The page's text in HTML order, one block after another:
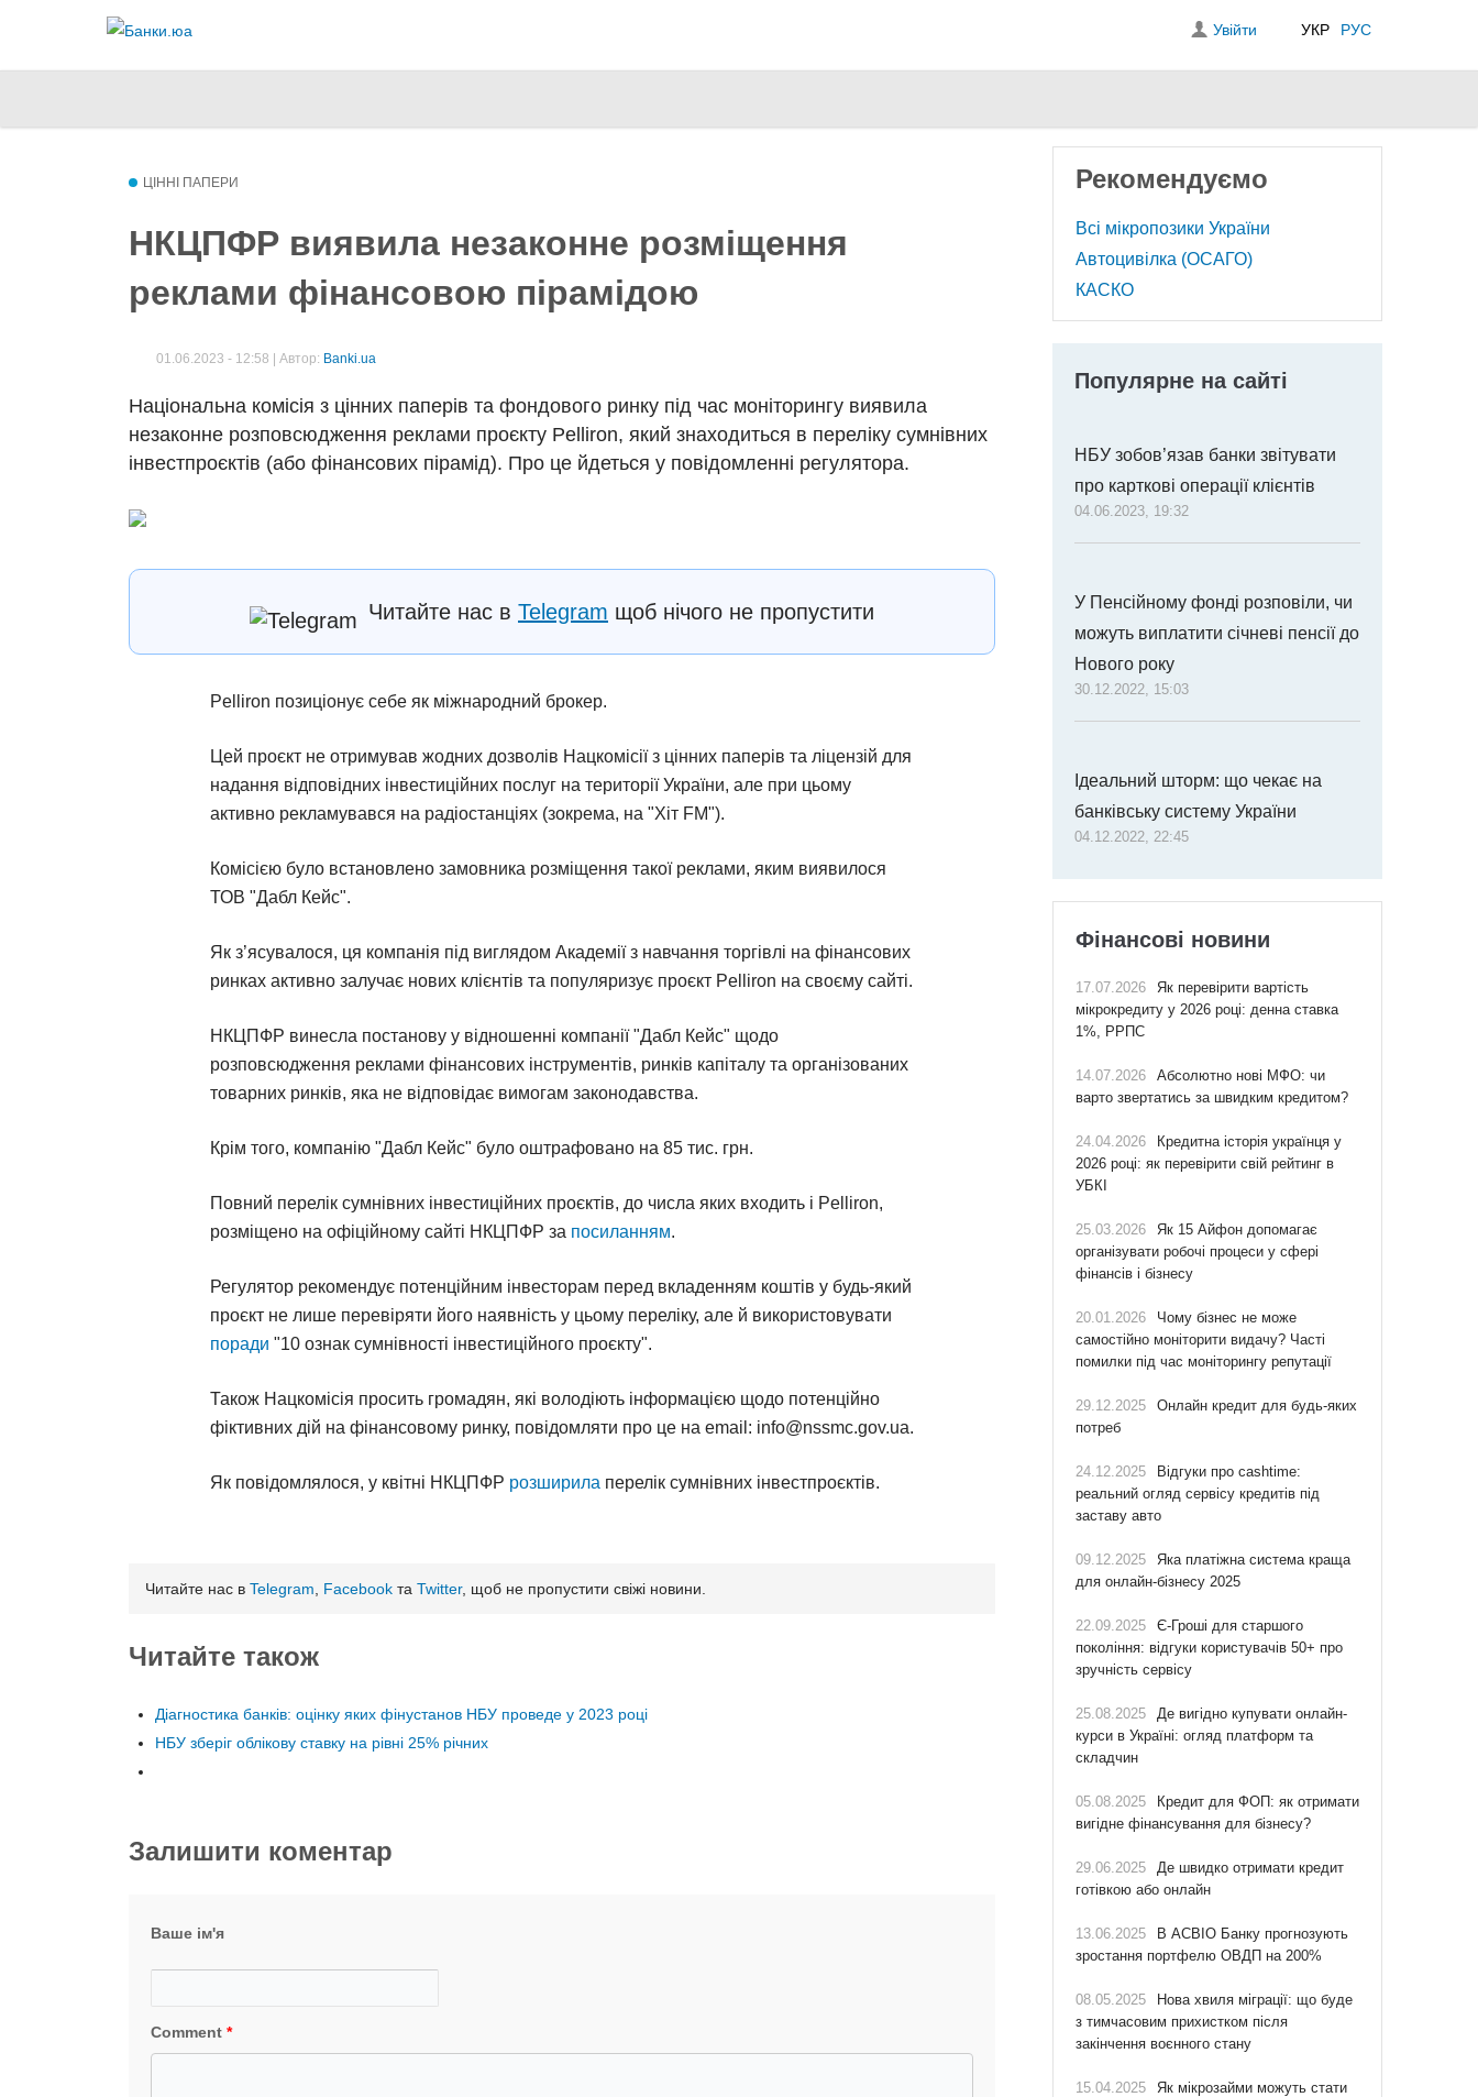
Увійти УКР РУС
ЦІННІ ПАПЕРИ
НКЦПФР виявила незаконне розміщення
реклами фінансовою пірамідою
01.06.2023 - 12:58 | Автор: Banki.ua
Національна комісія з цінних паперів та фондового ринку під час моніторингу виявила
незаконне розповсюдження реклами проєкту Pelliron, який знаходиться в переліку сумнівних
інвестпроєктів (або фінансових пірамід). Про це йдеться у повідомленні регулятора.
Читайте нас в Telegram щоб нічого не пропустити
Pelliron позиціонує себе як міжнародний брокер.
Цей проєкт не отримував жодних дозволів Нацкомісії з цінних паперів та ліцензій для
надання відповідних інвестиційних послуг на території України, але при цьому
активно рекламувався на радіостанціях (зокрема, на "Хіт FM").
Комісією було встановлено замовника розміщення такої реклами, яким виявилося
ТОВ "Дабл Кейс".
Як з’ясувалося, ця компанія під виглядом Академії з навчання торгівлі на фінансових
ринках активно залучає нових клієнтів та популяризує проєкт Pelliron на своєму сайті.
НКЦПФР винесла постанову у відношенні компанії "Дабл Кейс" щодо
розповсюдження реклами фінансових інструментів, ринків капіталу та організованих
товарних ринків, яка не відповідає вимогам законодавства.
Крім того, компанію "Дабл Кейс" було оштрафовано на 85 тис. грн.
Повний перелік сумнівних інвестиційних проєктів, до числа яких входить і Pelliron,
розміщено на офіційному сайті НКЦПФР за посиланням.
Регулятор рекомендує потенційним інвесторам перед вкладенням коштів у будь-який
проєкт не лише перевіряти його наявність у цьому переліку, але й використовувати
поради "10 ознак сумнівності інвестиційного проєкту".
Також Нацкомісія просить громадян, які володіють інформацією щодо потенційно
фіктивних дій на фінансовому ринку, повідомляти про це на еmail: info@nssmc.gov.ua.
Як повідомлялося, у квітні НКЦПФР розширила перелік сумнівних інвестпроєктів.
Читайте нас в Telegram Facebook та Twitter, щоб не пропустити свіжі новини.
Читайте також
Діагностика банків: оцінку яких фінустанов НБУ проведе у 2023 році
НБУ зберіг облікову ставку на рівні 25% річних
Залишити коментар
Ваше ім'я
Comment *
Рядки і абзаци переносяться автоматично.
Plain text
You may quote other posts using [quote] tags.
Рядки і абзаци переносяться автоматично.
Рекомендуємо
Всі мікропозики України
Автоцивілка (ОСАГО)
КАСКО
Популярне на сайті
НБУ зобов’язав банки звітувати
про карткові операції клієнтів
04.06.2023, 19:32
У Пенсійному фонді розповіли, чи
можуть виплатити січневі пенсії до
Нового року
30.12.2022, 15:03
Ідеальний шторм: що чекає на
банківську систему України
04.12.2022, 22:45
Фінансові новини
17.07.2026
Як перевірити вартість
мікрокредиту у 2026 році: денна ставка
1%, РРПС
14.07.2026
Абсолютно нові МФО: чи
варто звертатись за швидким кредитом?
24.04.2026
Кредитна історія українця у
2026 році: як перевірити свій рейтинг в
УБКІ
25.03.2026
Як 15 Айфон допомагає
організувати робочі процеси у сфері
фінансів і бізнесу
20.01.2026
Чому бізнес не може
самостійно моніторити видачу? Часті
помилки під час моніторингу репутації
29.12.2025
Онлайн кредит для будь-яких
потреб
24.12.2025
Відгуки про cashtime:
реальний огляд сервісу кредитів під
заставу авто
09.12.2025
Яка платіжна система краща
для онлайн-бізнесу 2025
22.09.2025
Є-Гроші для старшого
покоління: відгуки користувачів 50+ про
зручність сервісу
25.08.2025
Де вигідно купувати онлайн-
курси в Україні: огляд платформ та
складчин
05.08.2025
Кредит для ФОП: як отримати
вигідне фінансування для бізнесу?
29.06.2025
Де швидко отримати кредит
готівкою або онлайн
13.06.2025
В АСВІО Банку прогнозують
зростання портфелю ОВДП на 200%
08.05.2025
Нова хвиля міграції: що буде
з тимчасовим прихистком після
закінчення воєнного стану
15.04.2025
Як мікрозайми можуть стати